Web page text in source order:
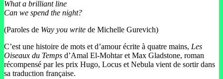
What a brilliant line
Can we spend the night?
(Paroles de Way you write de Michelle Gurevich)
C’est une histoire de mots et d’amour écrite à quatre mains, Les
Oiseaux du Temps d’Amal El-Mohtar et Max Gladstone, roman
récompensé par les prix Hugo, Locus et Nebula vient de sortir dans
sa traduction française.